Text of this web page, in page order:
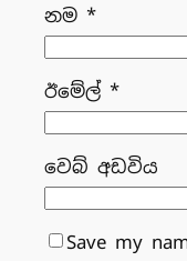
නම *
ඊමේල් *
වෙබ් අඩවිය
Save my